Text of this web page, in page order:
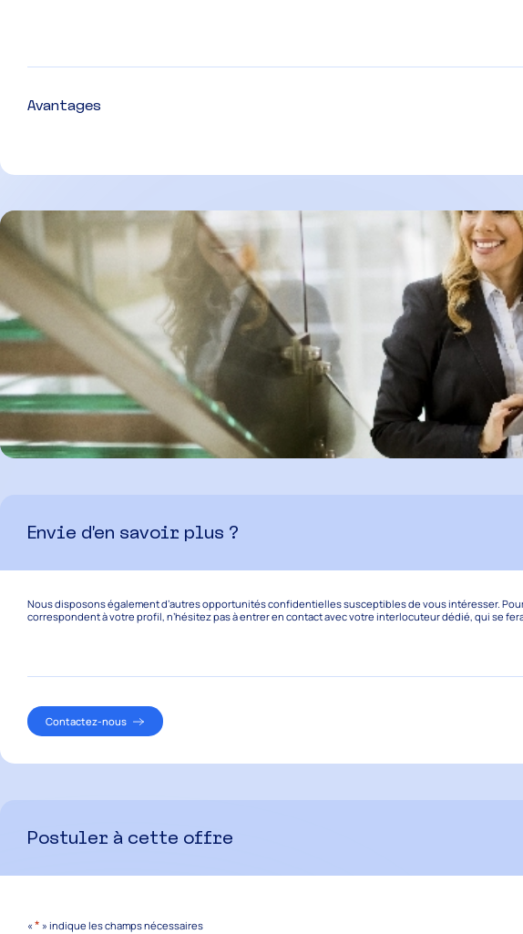
Avantages
Envie d’en savoir plus ?
Nous disposons également d’autres opportunités confidentielles susceptibles de vous intéresser.
correspondent à votre profil, n’hésitez pas à entrer en contact avec votre interlocuteur dédié, qui se
Contactez-nous
Postuler à cette offre
«* » indique les champs nécessaires